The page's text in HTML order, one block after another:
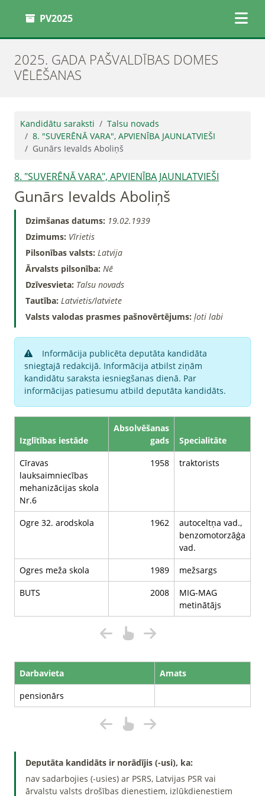
PV2025
2025. GADA PAŠVALDĪBAS DOMES
VĒLĒŠANAS
Kandidātu saraksti
Talsu novads
8. "SUVERĒNĀ VARA", APVIENĪBA JAUNLATVIEŠI
Gunārs Ievalds Aboliņš
8. "SUVERĒNĀ VARA", APVIENĪBA JAUNLATVIEŠI
Gunārs Ievalds Aboliņš
Dzimšanas datums: 19.02.1939
Dzimums: Vīrietis
Pilsonības valsts: Latvija
Ārvalsts pilsonība: Nē
Dzīvesvieta: Talsu novads
Tautība: Latvietis/latviete
Valsts valodas prasmes pašnovērtējums: ļoti labi
Informācija publicēta deputāta kandidāta
sniegtajā redakcijā. Informācija atbilst ziņām
kandidātu saraksta iesniegšanas dienā. Par
informācijas patiesumu atbild deputāta kandidāts.
Izglītības iestāde
Absolvēšanas
gads
Specialitāte
Cīravas
lauksaimniecības
mehanizācijas skola
Nr.6
1958 traktorists
Ogre 32. arodskola 1962
autoceltņa vad.,
benzomotorzāģa
vad.
Ogres meža skola
1989
mežsargs
BUTS
2008
MIG-MAG
metinātājs
Darbavieta
Amats
pensionārs
Deputāta kandidāts ir norādījis (-usi), ka:
nav sadarbojies (-usies) ar PSRS, Latvijas PSR vai
ārvalstu valsts drošības dienestiem, izlūkdienestiem